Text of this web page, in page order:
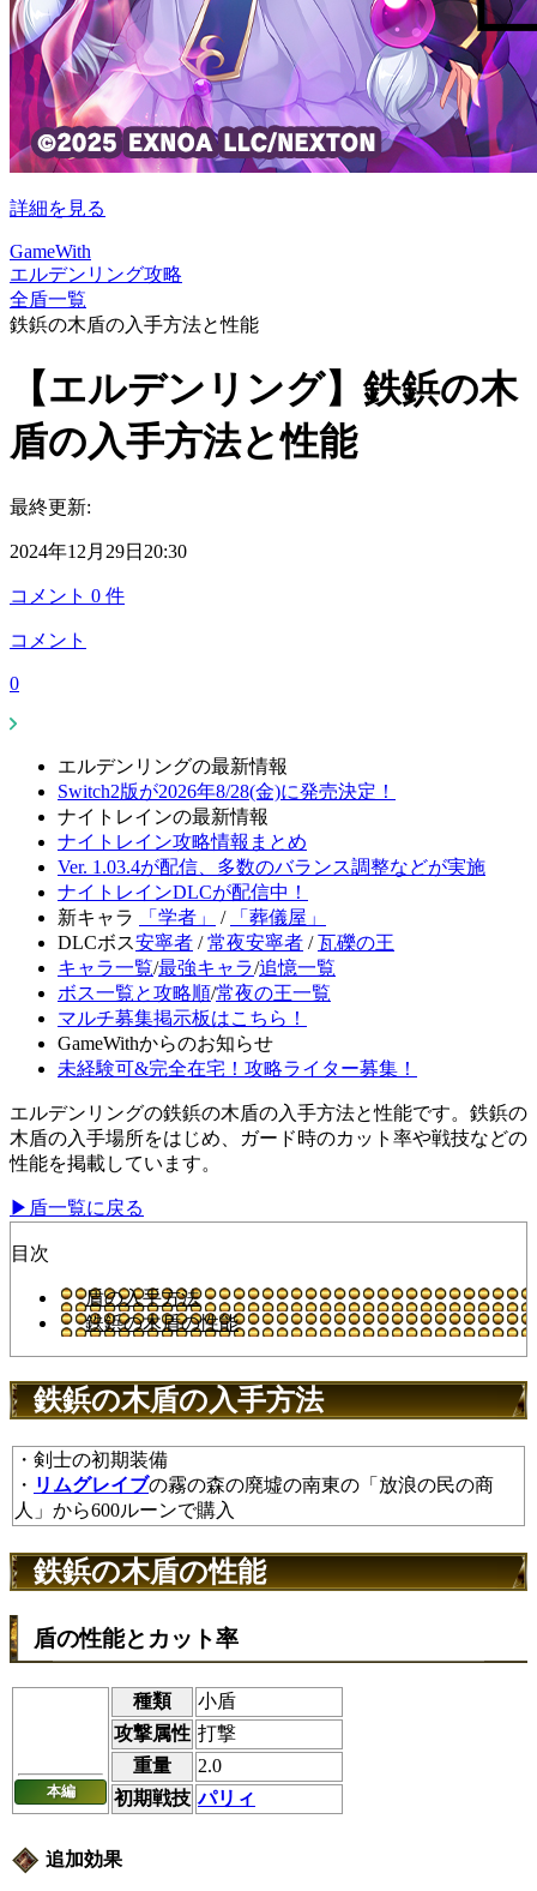
詳細を見る
GameWith
エルデンリング攻略
全盾一覧
鉄鋲の木盾の入手方法と性能
【エルデンリング】鉄鋲の木
盾の入手方法と性能
最終更新:
2024年12月29日20:30
コメント 0 件
コメント
0
エルデンリングの最新情報
Switch2版が2026年8/28(金)に発売決定！
ナイトレインの最新情報
ナイトレイン攻略情報まとめ
Ver. 1.03.4が配信、多数のバランス調整などが実施
ナイトレインDLCが配信中！
新キャラ
「学者」 /
「葬儀屋」
DLCボス安寧者 /常夜安寧者 /瓦礫の王
キャラ一覧/最強キャラ/追憶一覧
ボス一覧と攻略順/常夜の王一覧
マルチ募集掲示板はこちら！
GameWithからのお知らせ
未経験可&完全在宅！攻略ライター募集！
エルデンリングの鉄鋲の木盾の入手方法と性能です。鉄鋲の
木盾の入手場所をはじめ、ガード時のカット率や戦技などの
性能を掲載しています。
▶盾一覧に戻る
目次
盾の入手方法
鉄鋲の木盾の性能
鉄鋲の木盾の入手方法
・剣士の初期装備
・ リムグレイブの霧の森の廃墟の南東の「放浪の民の商
人」から600ルーンで購入
鉄鋲の木盾の性能
盾の性能とカット率
本編
種類
小盾
攻撃属性 打撃
重量
2.0
初期戦技 パリィ
追加効果